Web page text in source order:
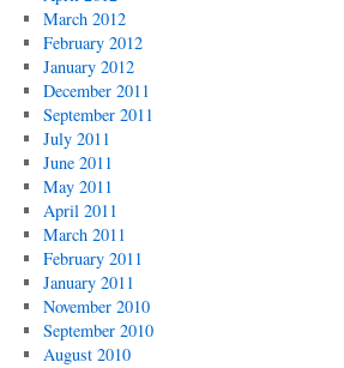
March 2012
February 2012
January 2012
December 2011
September 2011
July 2011
June 2011
May 2011
April 2011
March 2011
February 2011
January 2011
November 2010
September 2010
August 2010